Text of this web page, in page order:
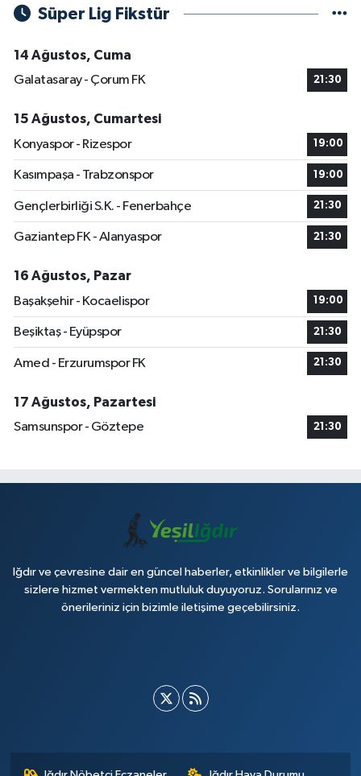
Süper Lig Fikstür
14 Ağustos, Cuma
Galatasaray - Çorum FK
21:30
15 Ağustos, Cumartesi
Konyaspor - Rizespor
19:00
Kasımpaşa - Trabzonspor 19:00
Gençlerbirliği S.K. - Fenerbahçe 21:30
Gaziantep FK - Alanyaspor 21:30
16 Ağustos, Pazar
Başakşehir - Kocaelispor
19:00
Beşiktaş - Eyüpspor 21:30
Amed - Erzurumspor FK 21:30
17 Ağustos, Pazartesi
Samsunspor - Göztepe
21:30
Iğdır ve çevresine dair en güncel haberler, etkinlikler ve bilgilerle
sizlere hizmet vermekten mutluluk duyuyoruz. Sorularınız ve
önerileriniz için bizimle iletişime geçebilirsiniz.